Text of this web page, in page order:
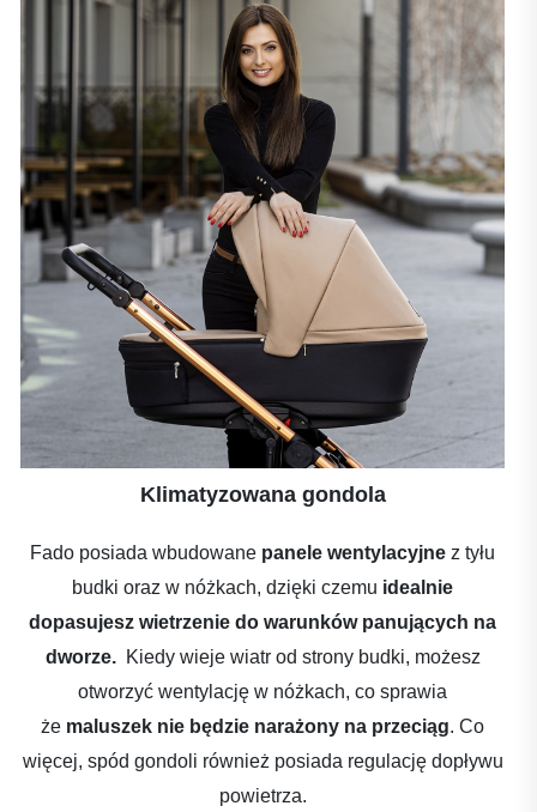
Klimatyzowana gondola
Fado posiada wbudowane panele wentylacyjne z tyłu
budki oraz w nóżkach, dzięki czemu idealnie
dopasujesz wietrzenie do warunków panujących na
dworze.Kiedy wieje wiatr od strony budki, możesz
otworzyć wentylację w nóżkach, co sprawia
że maluszek nie będzie narażony na przeciąg. Co
więcej, spód gondoli również posiada regulację dopływu
powietrza.